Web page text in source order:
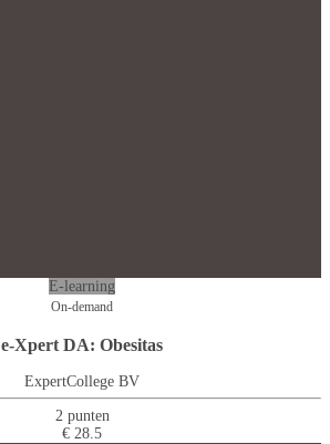
E-learning
On-demand
e-Xpert DA: Obesitas
ExpertCollege BV
2 punten
€ 28.5